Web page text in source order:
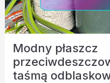
Modny płaszcz
taśmą